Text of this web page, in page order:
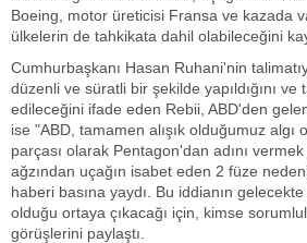
Boeing, motor üreticisi Fransa ve kazada
ülkelerin de tahkikata dahil olabileceğini
Cumhurbaşkanı Hasan Ruhani'nin
düzenli ve süratli bir şekilde yapıldığını ve
edileceğini ifade eden Rebii, ABD'den
ise "ABD, tamamen alışık olduğumuz algı
parçası olarak Pentagon'dan adını
ağzından uçağın isabet eden 2 füze
haberi basına yaydı. Bu iddianın
olduğu ortaya çıkacağı için, kimse
görüşlerini paylaştı.